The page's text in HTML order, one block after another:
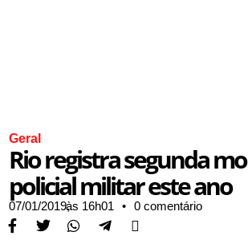
Geral
Rio registra segunda
policial militar este ano
07/01/2019,às 16h01 • 0 comentário